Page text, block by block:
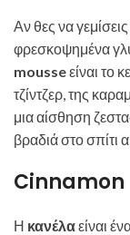
Αν θες να
φρεσκοψημένα
mousseείναι το
τζίντζερ, της
μια αίσθηση
βραδιά στο σπίτι
Cinnamon
Η κανέλαείναι